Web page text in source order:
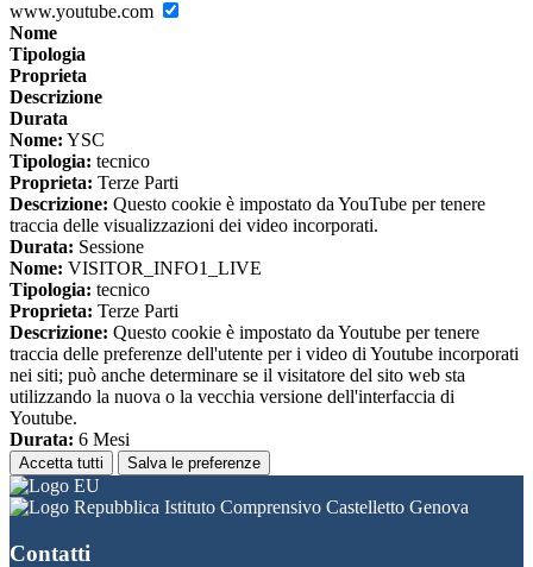
www.youtube.com
Nome
Tipologia
Proprieta
Descrizione
Durata
Nome: YSC
Tipologia: tecnico
Proprieta: Terze Parti
Descrizione: Questo cookie è impostato da YouTube per tenere
traccia delle visualizzazioni dei video incorporati.
Durata: Sessione
Nome: VISITOR_INFO1_LIVE
Tipologia: tecnico
Proprieta: Terze Parti
Descrizione: Questo cookie è impostato da Youtube per tenere
traccia delle preferenze dell'utente per i video di Youtube incorporati
nei siti; può anche determinare se il visitatore del sito web sta
utilizzando la nuova o la vecchia versione dell'interfaccia di
Youtube.
Durata: 6 Mesi
Accetta tutti Salva le preferenze
Istituto Comprensivo Castelletto Genova
Contatti